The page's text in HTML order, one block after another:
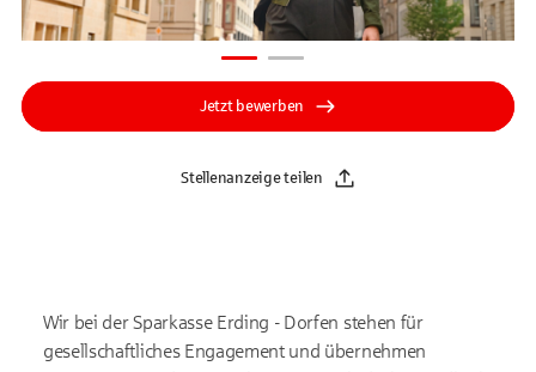
Jetzt bewerben
Stellenanzeige teilen
Wir bei der Sparkasse Erding - Dorfen stehen für
gesellschaftliches Engagement und übernehmen